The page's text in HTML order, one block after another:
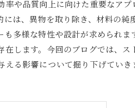
や品質向上に向けた重要なアプ
は、異物を取り除き、材料の純
多様な特性や設計が求められま
します。今回のブログでは、
る影響について掘り下げていき